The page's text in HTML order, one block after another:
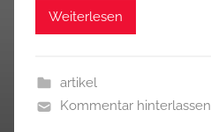
Weiterlesen
artikel
Kommentar hinterlassen